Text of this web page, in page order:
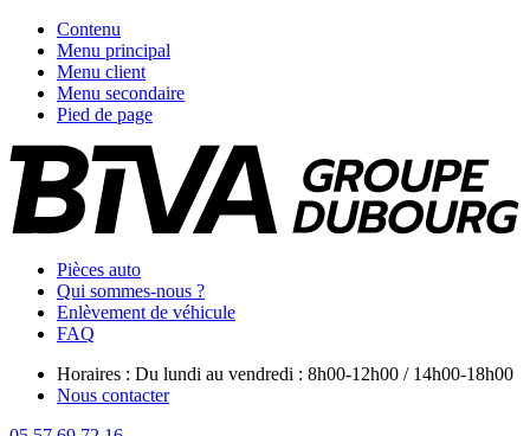
Contenu
Menu principal
Menu client
Menu secondaire
Pied de page
Pièces auto
Qui sommes-nous ?
Enlèvement de véhicule
FAQ
Horaires : Du lundi au vendredi : 8h00-12h00 / 14h00-18h00
Nous contacter